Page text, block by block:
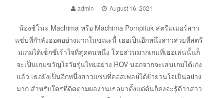
admin August 16, 2021
น้องชิโนะ Machima หรือ Machima Pompituk สตรีมเมอร์สาว
แซ่บที่กำลังฮอตอย่างมากในขณะนี้ เธอเป็นอีกหนึ่งสาวสวยที่สตรี
มเกมได้เซ็กซี่เร้าใจที่สุดคนหนึ่ง โดยส่วนมากเกมที่เธอเล่นนั้นก็
จะเป็นเกมขวัญใจวัยรุ่นไทยอย่าง ROV นอกจากจะเล่นเกมได้เก่ง
แล้ว เธอยังเป็นอีกหนึ่งสาวแซ่บที่คอสเพลย์ได้ยั่วยวนใจเป็นอย่าง
มาก สำหรับใครที่ติดตามผลงานเธอมาตั้งแต่ต้นก็คงจะรู้ดีว่าสาว